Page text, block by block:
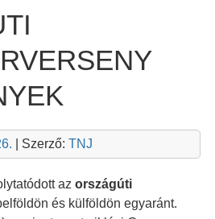
| Szerző: TNJ
az országúti
és külföldön egyaránt.